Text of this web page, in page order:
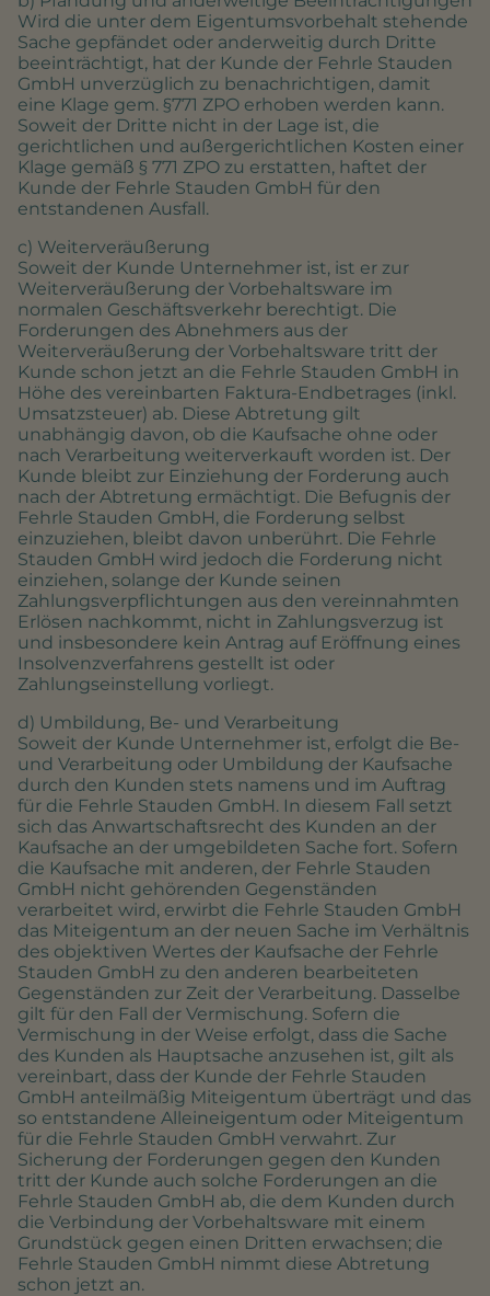
Wird die unter dem Eigentumsvorbehalt stehende
Sache gepfändet oder anderweitig durch Dritte
beeinträchtigt, hat der Kunde der Fehrle Stauden
GmbH unverzüglich zu benachrichtigen, damit
eine Klage gem. §771 ZPO erhoben werden kann.
Soweit der Dritte nicht in der Lage ist, die
gerichtlichen und außergerichtlichen Kosten einer
Klage gemäß § 771 ZPO zu erstatten, haftet der
Kunde der Fehrle Stauden GmbH für den
entstandenen Ausfall.
c) Weiterveräußerung
Soweit der Kunde Unternehmer ist, ist er zur
Weiterveräußerung der Vorbehaltsware im
normalen Geschäftsverkehr berechtigt. Die
Forderungen des Abnehmers aus der
Weiterveräußerung der Vorbehaltsware tritt der
Kunde schon jetzt an die Fehrle Stauden GmbH in
Höhe des vereinbarten Faktura-Endbetrages (inkl.
Umsatzsteuer) ab. Diese Abtretung gilt
unabhängig davon, ob die Kaufsache ohne oder
nach Verarbeitung weiterverkauft worden ist. Der
Kunde bleibt zur Einziehung der Forderung auch
nach der Abtretung ermächtigt. Die Befugnis der
Fehrle Stauden GmbH, die Forderung selbst
einzuziehen, bleibt davon unberührt. Die Fehrle
Stauden GmbH wird jedoch die Forderung nicht
einziehen, solange der Kunde seinen
Zahlungsverpflichtungen aus den vereinnahmten
Erlösen nachkommt, nicht in Zahlungsverzug ist
und insbesondere kein Antrag auf Eröffnung eines
Insolvenzverfahrens gestellt ist oder
Zahlungseinstellung vorliegt.
d) Umbildung, Be- und Verarbeitung
Soweit der Kunde Unternehmer ist, erfolgt die Be-
und Verarbeitung oder Umbildung der Kaufsache
durch den Kunden stets namens und im Auftrag
für die Fehrle Stauden GmbH. In diesem Fall setzt
sich das Anwartschaftsrecht des Kunden an der
Kaufsache an der umgebildeten Sache fort. Sofern
die Kaufsache mit anderen, der Fehrle Stauden
GmbH nicht gehörenden Gegenständen
verarbeitet wird, erwirbt die Fehrle Stauden GmbH
das Miteigentum an der neuen Sache im Verhältnis
des objektiven Wertes der Kaufsache der Fehrle
Stauden GmbH zu den anderen bearbeiteten
Gegenständen zur Zeit der Verarbeitung. Dasselbe
gilt für den Fall der Vermischung. Sofern die
Vermischung in der Weise erfolgt, dass die Sache
des Kunden als Hauptsache anzusehen ist, gilt als
vereinbart, dass der Kunde der Fehrle Stauden
GmbH anteilmäßig Miteigentum überträgt und das
so entstandene Alleineigentum oder Miteigentum
für die Fehrle Stauden GmbH verwahrt. Zur
Sicherung der Forderungen gegen den Kunden
tritt der Kunde auch solche Forderungen an die
Fehrle Stauden GmbH ab, die dem Kunden durch
die Verbindung der Vorbehaltsware mit einem
Grundstück gegen einen Dritten erwachsen; die
Fehrle Stauden GmbH nimmt diese Abtretung
schon jetzt an.